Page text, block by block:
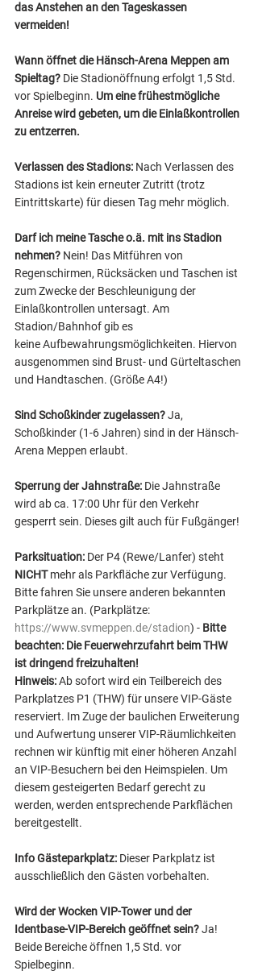
das Anstehen an den Tageskassen
vermeiden!
Wann öffnet die Hänsch-Arena Meppen am
Spieltag? Die Stadionöffnung erfolgt 1,5 Std.
vor Spielbeginn. Um eine frühestmögliche
Anreise wird gebeten, um die Einlaßkontrollen
zu entzerren.
Verlassen des Stadions: Nach Verlassen des
Stadions ist kein erneuter Zutritt (trotz
Eintrittskarte) für diesen Tag mehr möglich.
Darf ich meine Tasche o.ä. mit ins Stadion
nehmen? Nein! Das Mitführen von
Regenschirmen, Rücksäcken und Taschen ist
zum Zwecke der Beschleunigung der
Einlaßkontrollen untersagt. Am
Stadion/Bahnhof gib es
keine Aufbewahrungsmöglichkeiten. Hiervon
ausgenommen sind Brust- und Gürteltaschen
und Handtaschen. (Größe A4!)
Sind Schoßkinder zugelassen? Ja,
Schoßkinder (1-6 Jahren) sind in der Hänsch-
Arena Meppen erlaubt.
Sperrung der Jahnstraße: Die Jahnstraße
wird ab ca. 17:00 Uhr für den Verkehr
gesperrt sein. Dieses gilt auch für Fußgänger!
Parksituation: Der P4 (Rewe/Lanfer) steht
NICHT mehr als Parkfläche zur Verfügung.
Bitte fahren Sie unsere anderen bekannten
Parkplätze an. (Parkplätze:
https://www.svmeppen.de/stadion) - Bitte
beachten: Die Feuerwehrzufahrt beim THW
ist dringend freizuhalten!
Hinweis: Ab sofort wird ein Teilbereich des
Parkplatzes P1 (THW) für unsere VIP-Gäste
reserviert. Im Zuge der baulichen Erweiterung
und Aufwertung unserer VIP-Räumlichkeiten
rechnen wir künftig mit einer höheren Anzahl
an VIP-Besuchern bei den Heimspielen. Um
diesem gesteigerten Bedarf gerecht zu
werden, werden entsprechende Parkflächen
bereitgestellt.
Info Gästeparkplatz: Dieser Parkplatz ist
ausschließlich den Gästen vorbehalten.
Wird der Wocken VIP-Tower und der
Identbase-VIP-Bereich geöffnet sein? Ja!
Beide Bereiche öffnen 1,5 Std. vor
Spielbeginn.